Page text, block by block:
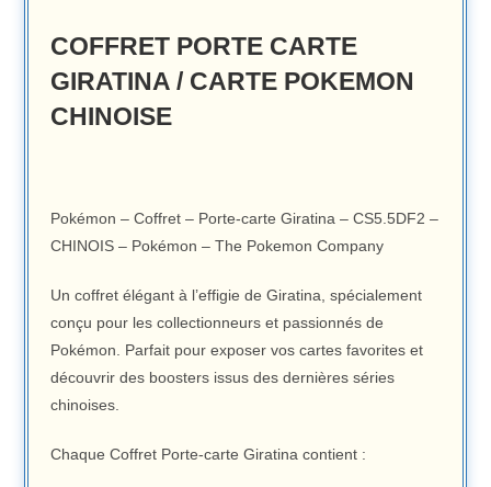
COFFRET PORTE CARTE
GIRATINA / CARTE POKEMON
CHINOISE
Pokémon – Coffret – Porte-carte Giratina – CS5.5DF2 –
CHINOIS – Pokémon – The Pokemon Company
Un coffret élégant à l’effigie de Giratina, spécialement
conçu pour les collectionneurs et passionnés de
Pokémon. Parfait pour exposer vos cartes favorites et
découvrir des boosters issus des dernières séries
chinoises.
Chaque Coffret Porte-carte Giratina contient :